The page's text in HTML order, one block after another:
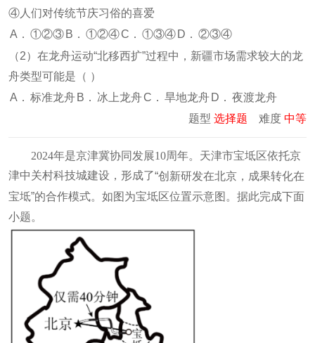
④人们对传统节庆习俗的喜爱
A． ①②③ B． ①②④C． ①③④ D． ②③④
（2）在龙舟运动“北移西扩”过程中，新疆市场需求较大的龙
舟类型可能是（ ）
A． 标准龙舟 B． 冰上龙舟C． 旱地龙舟 D． 夜渡龙舟
题型 选择题 难度 中等
2024年是京津冀协同发展10周年。天津市宝坻区依托京
津中关村科技城建设，形成了“创新研发在北京，成果转化在
宝坻”的合作模式。如图为宝坻区位置示意图 。据此完成下面
小题。